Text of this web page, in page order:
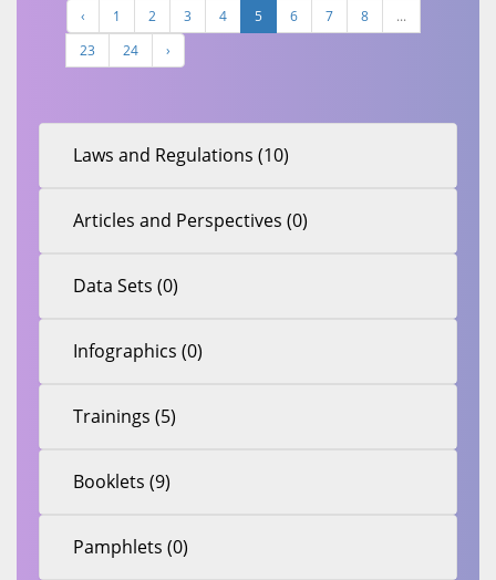
‹ 1 2 3 4 5 6 7 8
...
23
24 ›
Laws and Regulations (10)
Articles and Perspectives (0)
Data Sets (0)
Infographics (0)
Trainings (5)
Booklets (9)
Pamphlets (0)